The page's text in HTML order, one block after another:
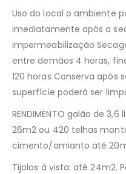
Uso do local o ambiente
imediatamente após a
impermeabilização
entre demãos 4 horas,
120 horas Conserva após
superfície poderá ser
RENDIMENTO galão de
26m2 ou 420 telhas
cimento/amianto até
Tijolos à vista: até 24m2.